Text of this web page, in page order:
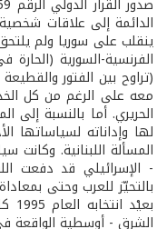
الدائمة إلى علاقات
ينقلب على سوريا ولم
الفرنسية-السورية
(تراوح بين الفتور
معه على الرغم من كل
الحريري. أما بالنسبة
لها وإداناته لسياساتها
المسألة اللبنانية. وكانت
- الإسرائيلي قد دفعت
بالتحيّز للعرب وحتى
الشرق - أوسطية الواقعة